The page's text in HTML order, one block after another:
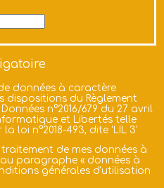
données à caractère
dispositions du Règlement
n°2016/679 du 27 avril
et Libertés telle
loi n°2018-493, dite 'LIL 3'
de mes données à
paragraphe « données à
générales d'utilisation